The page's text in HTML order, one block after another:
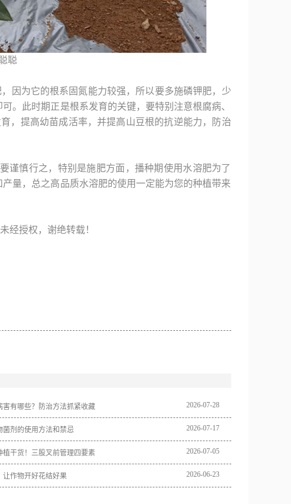
聪
因为它的根系固氮能力较强，所以要多施磷钾肥，少
。此时期正是根系发育的关键，要特别注意根腐病、
，提高幼苗成活率，并提高山豆根的抗逆能力，防治
谨慎行之，特别是施肥方面，播种期使用水溶肥为了
量，总之高品质水溶肥的使用一定能为您的种植带来
经授权，谢绝转载！
害有哪些？防治方法抓紧收藏 2026-07-28
菌剂的使用方法和禁忌 2026-07-17
植干货！三股叉前管理四要素 2026-07-05
让作物开好花结好果 2026-06-23